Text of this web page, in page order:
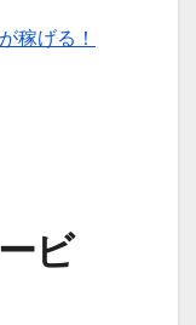
稼げる！
ビ